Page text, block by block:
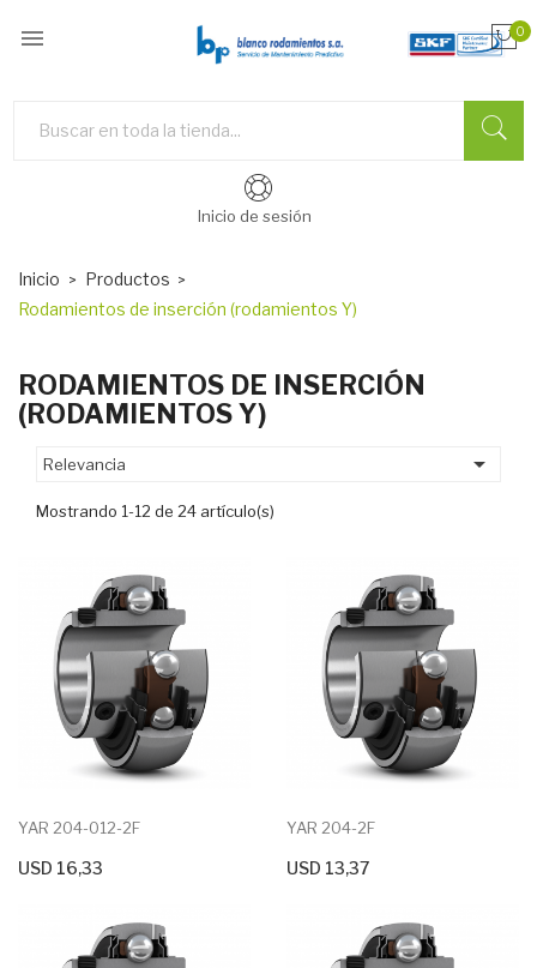
 0
Inicio de sesión
Inicio
Productos
Rodamientos de inserción (rodamientos Y)
RODAMIENTOS DE INSERCIÓN
(RODAMIENTOS Y)
Relevancia 
Mostrando 1-12 de 24 artículo(s)
YAR 204-012-2F
USD 16,33
YAR 204-2F
USD 13,37
+ Agregar Al Carrito